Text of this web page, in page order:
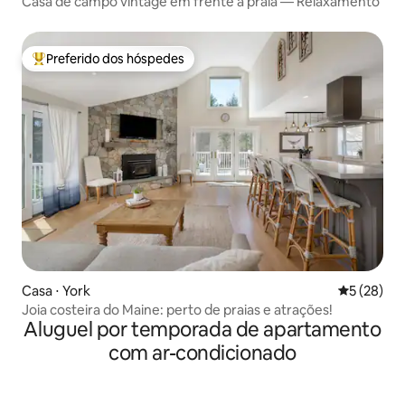
Entre os melhores preferidos dos hóspedes
Preferido dos hóspedes
Casa ⋅ York 5 de uma
5 (28)
Joia costeira do Maine: perto de praias e atrações!
Aluguel por temporada de apartamento
com ar-condicionado